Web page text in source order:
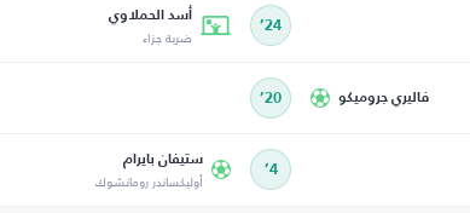
24’
أسد الحملاوي
ضربة جزاء
فاليري جروميكو 20’
4’
ستيفان بايرام
أوليكساندر رومانشوك